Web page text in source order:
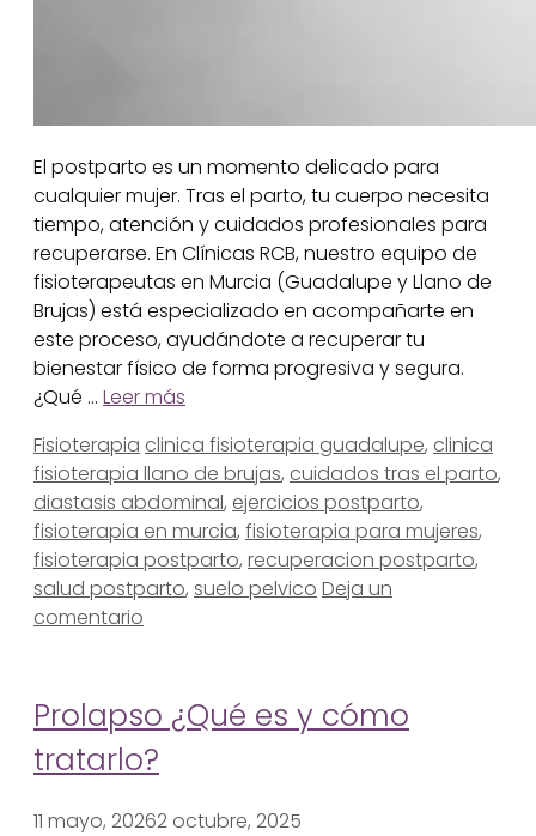
El postparto es un momento delicado para
cualquier mujer. Tras el parto, tu cuerpo necesita
tiempo, atención y cuidados profesionales para
recuperarse. En Clínicas RCB, nuestro equipo de
fisioterapeutas en Murcia (Guadalupe y Llano de
Brujas) está especializado en acompañarte en
este proceso, ayudándote a recuperar tu
bienestar físico de forma progresiva y segura.
¿Qué … Leer más
Categorías
Fisioterapia Etiquetas
clinica fisioterapia guadalupe, clinica
fisioterapia llano de brujas, cuidados tras el parto,
diastasis abdominal, ejercicios postparto,
fisioterapia en murcia, fisioterapia para mujeres,
fisioterapia postparto, recuperacion postparto,
salud postparto, suelo pelvico Deja un
comentario
Prolapso ¿Qué es y cómo
tratarlo?
11 mayo, 20262 octubre, 2025